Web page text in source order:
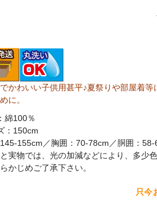
かわいい子供用甚平♪夏祭りや部屋着等
に。
綿100％
：150cm
155cm／胸囲：70-78cm／胴囲：58-
実物では、光の加減などにより、多少
かじめご了承下さい。
只今